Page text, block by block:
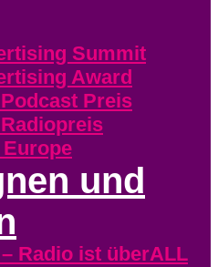
Summit
Award
Preis
und
Radio ist überALL